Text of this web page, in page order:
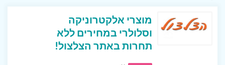
מוצרי אלקטרוניקה
וסלולרי במחירים ללא
תחרות באתר הצלצול!